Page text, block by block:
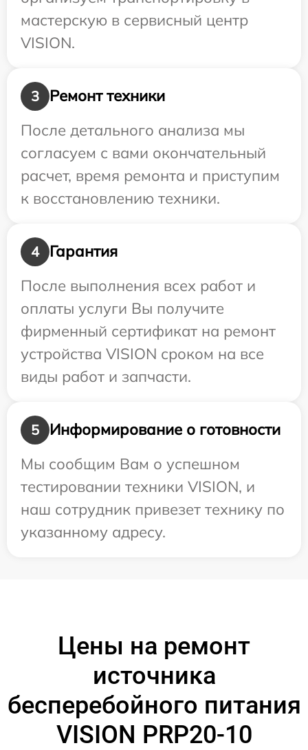
мастерскую в сервисный центр
VISION.
3
Ремонт техники
После детального анализа мы
согласуем с вами окончательный
расчет, время ремонта и приступим
к восстановлению техники.
4
Гарантия
После выполнения всех работ и
оплаты услуги Вы получите
фирменный сертификат на ремонт
устройства VISION сроком на все
виды работ и запчасти.
5
Информирование о готовности
Мы сообщим Вам о успешном
тестировании техники VISION, и
наш сотрудник привезет технику по
указанному адресу.
Цены на ремонт
источника
бесперебойного питания
VISION PRP20-10